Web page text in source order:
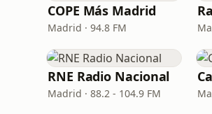
COPE Más Madrid
Madrid · 94.8 FM
RNE Radio Nacional
Madrid · 88.2 - 104.9 FM